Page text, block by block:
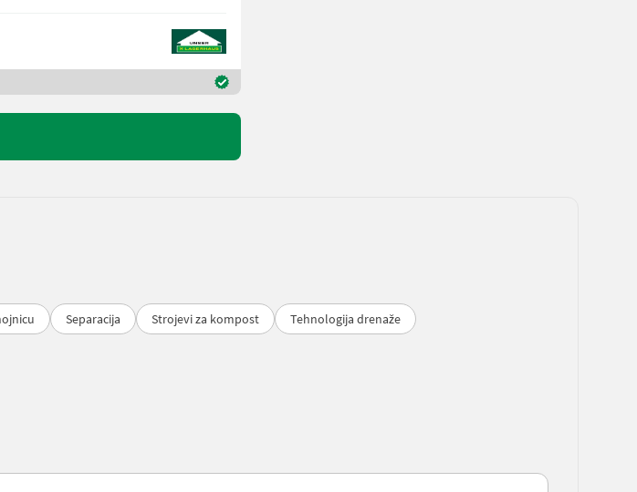
Separacija Strojevi za kompost
Tehnologija drenaže